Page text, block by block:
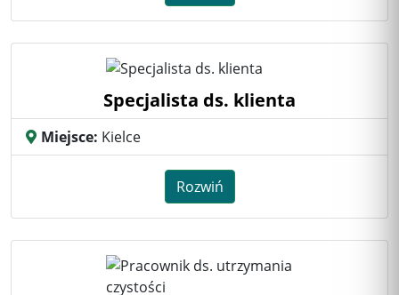
Specjalista ds. klienta
Miejsce: Kielce
Rozwiń